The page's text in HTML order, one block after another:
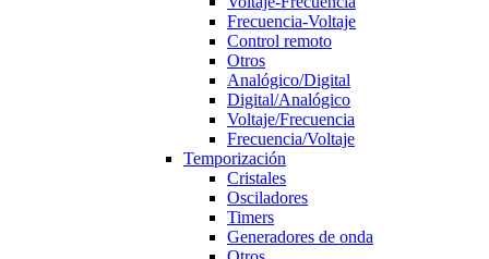
Frecuencia-Voltaje
Control remoto
Otros
Analógico/Digital
Digital/Analógico
Voltaje/Frecuencia
Frecuencia/Voltaje
Temporización
Cristales
Osciladores
Timers
Generadores de onda